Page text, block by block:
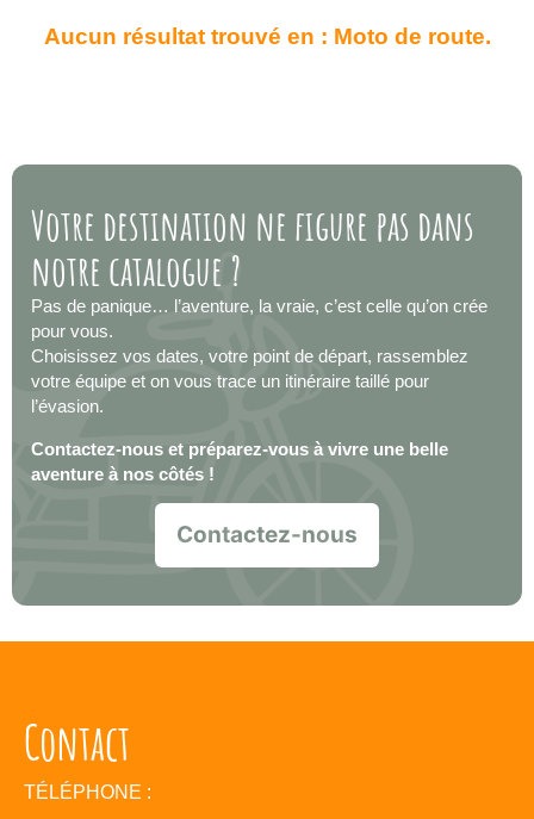
Aucun résultat trouvé en : Moto de route.
Votre destination ne figure pas dans
notre catalogue ?
Pas de panique… l’aventure, la vraie, c’est celle qu’on crée
pour vous.
Choisissez vos dates, votre point de départ, rassemblez
votre équipe et on vous trace un itinéraire taillé pour
l’évasion.
Contactez-nous et préparez-vous à vivre une belle
aventure à nos côtés !
Contactez-nous
Contact
TÉLÉPHONE :